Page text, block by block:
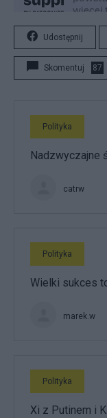
Udostępnij
Skomentuj 87
Polityka
Nadzwyczajne
catrw
Polityka
Wielki sukces
marek.w
Polityka
Xi z Putinem i